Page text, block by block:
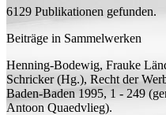
6129 Publikationen gefunden.
Beiträge in Sammelwerken
Henning-Bodewig, Frauke
Schricker (Hg.), Recht der
Baden-Baden 1995, 1 - 249 (
Antoon Quaedvlieg).